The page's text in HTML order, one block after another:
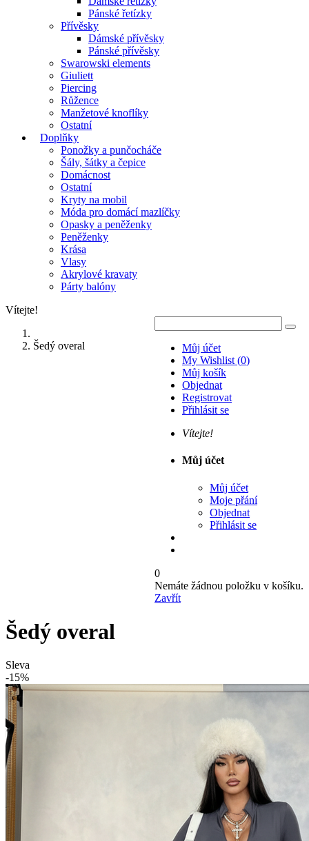
Pánské řetízky
Přívěsky
Dámské přívěsky
Pánské přívěsky
Swarowski elements
Giuliett
Piercing
Růžence
Manžetové knoflíky
Ostatní
Doplňky
Ponožky a punčocháče
Šály, šátky a čepice
Domácnost
Ostatní
Kryty na mobil
Móda pro domácí mazlíčky
Opasky a peněženky
Peněženky
Krása
Vlasy
Akrylové kravaty
Párty balóny
Vítejte!
Můj účet
My Wishlist (0)
Můj košík
Objednat
Registrovat
Přihlásit se
Vítejte!
Můj účet
Můj účet
Moje přání
Objednat
Přihlásit se
0
Nemáte žádnou položku v košíku.
Zavřít
Šedý overal
Šedý overal
Sleva
-15%